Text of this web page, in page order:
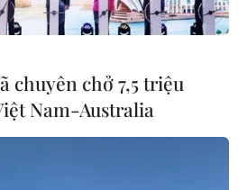
sầu riêng vào
''lập đỉnh''
chuyên chở 7,5 triệu
Nam-Australia